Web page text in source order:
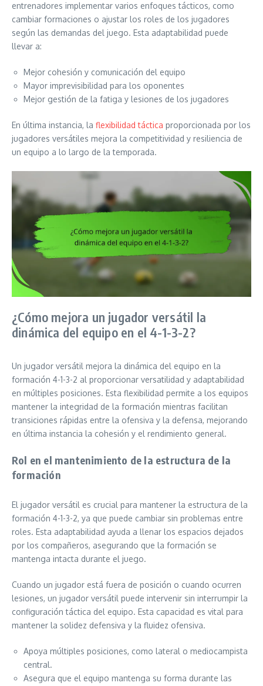
entrenadores implementar varios enfoques tácticos, como
cambiar formaciones o ajustar los roles de los jugadores
según las demandas del juego. Esta adaptabilidad puede
llevar a:
Mejor cohesión y comunicación del equipo
Mayor imprevisibilidad para los oponentes
Mejor gestión de la fatiga y lesiones de los jugadores
En última instancia, la flexibilidad táctica proporcionada por los
jugadores versátiles mejora la competitividad y resiliencia de
un equipo a lo largo de la temporada.
¿Cómo mejora un jugador versátil la
dinámica del equipo en el 4-1-3-2?
Un jugador versátil mejora la dinámica del equipo en la
formación 4-1-3-2 al proporcionar versatilidad y adaptabilidad
en múltiples posiciones. Esta flexibilidad permite a los equipos
mantener la integridad de la formación mientras facilitan
transiciones rápidas entre la ofensiva y la defensa, mejorando
en última instancia la cohesión y el rendimiento general.
Rol en el mantenimiento de la estructura de la
formación
El jugador versátil es crucial para mantener la estructura de la
formación 4-1-3-2, ya que puede cambiar sin problemas entre
roles. Esta adaptabilidad ayuda a llenar los espacios dejados
por los compañeros, asegurando que la formación se
mantenga intacta durante el juego.
Cuando un jugador está fuera de posición o cuando ocurren
lesiones, un jugador versátil puede intervenir sin interrumpir la
configuración táctica del equipo. Esta capacidad es vital para
mantener la solidez defensiva y la fluidez ofensiva.
Apoya múltiples posiciones, como lateral o mediocampista
central.
Asegura que el equipo mantenga su forma durante las